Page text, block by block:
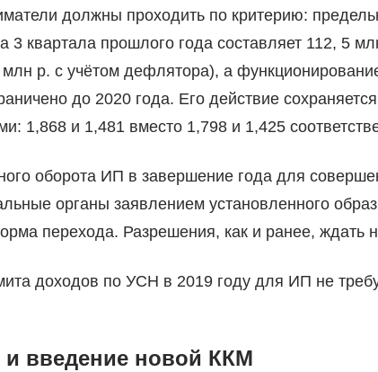
должны проходить по критерию:
3 квартала прошлого года составляет 112, 5
р. с учётом дефлятора), а
до 2020 года. Его действие
1,868 и 1,481 вместо 1,798 и 1,425
оборота ИП в завершение года для
органы заявлением установленного
перехода. Разрешения, как и ранее, ждать
доходов по УСН в 2019 году для ИП не
введение новой ККМ